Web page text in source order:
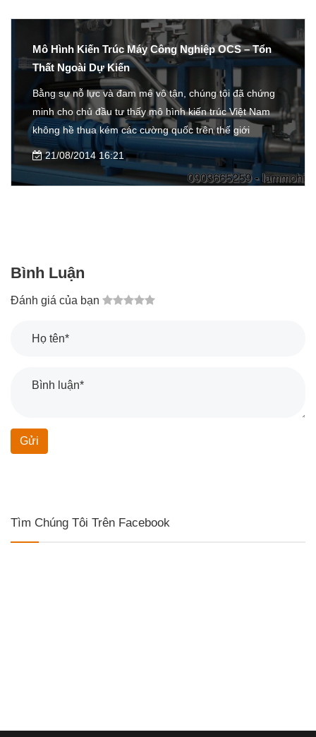
Mô Hình Kiến Trúc Máy Công Nghiệp OCS – Tổn
Thất Ngoài Dự Kiến
Bằng sự nỗ lực và đam mê vô tận, chúng tôi đã chứng
minh cho chủ đầu tư thấy mô hình kiến trúc Việt Nam
không hề thua kém các cường quốc trên thế giới
21/08/2014 16:21
Bình Luận
Đánh giá của bạn
Gửi
Tìm Chúng Tôi Trên Facebook